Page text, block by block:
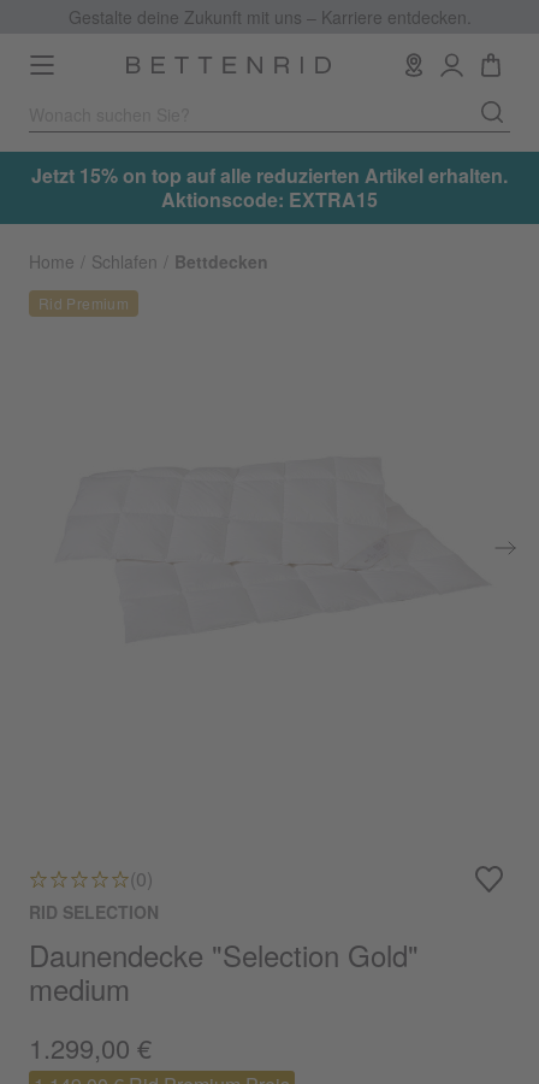
Gestalte deine Zukunft mit uns – Karriere entdecken.
Toggle
navigation
Jetzt 15% on top auf alle reduzierten Artikel erhalten.
Aktionscode: EXTRA15
Home Schlafen Bettdecken
(0)
RID SELECTION
Daunendecke "Selection Gold"
medium
1.299,00 €